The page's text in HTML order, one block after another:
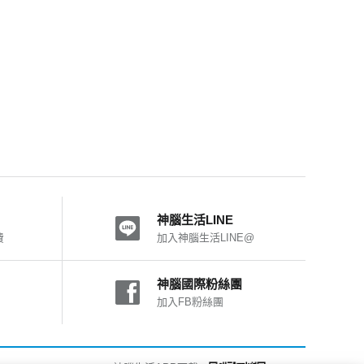
神腦生活LINE
加入神腦生活LINE@
神腦國際粉絲團
加入FB粉絲團